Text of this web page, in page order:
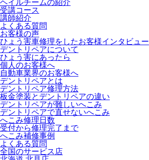
ヘイルチームの紹介
受講コース
講師紹介
よくある質問
お客様の声
ひょう害車修理をしたお客様インタビュー
デントリペアについて
ひょう害にあったら
個人のお客様へ
自動車業界のお客様へ
デントリペアとは
デントリペア修理方法
板金塗装とデントリペアの違い
デントリペアが難しいへこみ
デントリペアで直せないへこみ
へこみ修理日数
受付から修理完了まで
へこみ補修事例
よくある質問
全国のサービス店